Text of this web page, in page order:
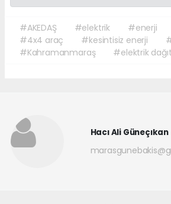
#AKEDAŞ #elektrik #enerji
#4x4 araç
#kesintisiz enerji
#Kahramanmaraş
#elektrik
Hacı Ali Güneçıkan